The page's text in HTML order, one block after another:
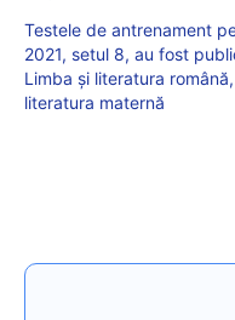
Testele de antrenament
2021, setul 8, au fost
Limba și literatura
literatura maternă